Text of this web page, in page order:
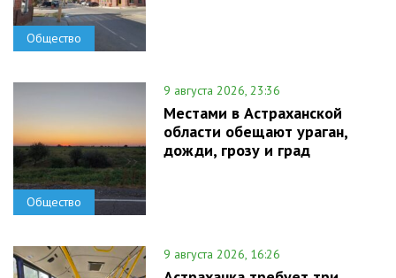
Общество
Общество
9 августа 2026, 23:36
Местами в Астраханской
области обещают ураган,
дожди, грозу и град
9 августа 2026, 16:26